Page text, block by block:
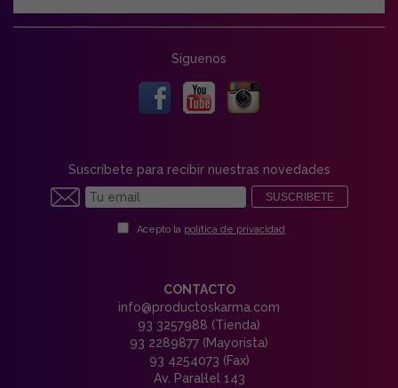
Síguenos
Suscríbete para recibir nuestras novedades
SUSCRIBETE
Acepto la política de privacidad
CONTACTO
info@productoskarma.com
93 3257988 (Tienda)
93 2289877 (Mayorista)
93 4254073 (Fax)
Av. Paral·lel 143